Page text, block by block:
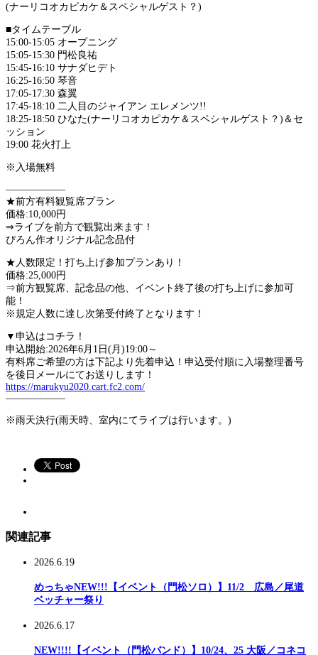
(ナーリコオカピカケ＆スペシャルゲスト？)
■タイムテーブル
15:00-15:05 オープニング
15:05-15:30 門松良祐
15:45-16:10 サナダヒデト
16:25-16:50 琴音
17:05-17:30 森翼
17:45-18:10 二人目のジャイアン エレメンツ!!
18:25-18:50 ひなた(ナーリコオカピカケ＆スペシャルゲスト？)＆セ
ッション
19:00 花火打上
※入場無料
——————
★前方有料観覧席プラン
価格:10,000円
⇒ライブを前方で観覧出来ます！
ぴろん作オリジナル記念品付
★人数限定！打ち上げ参加プランあり！
価格:25,000円
⇒前方観覧席、記念品の他、イベント終了後の打ち上げに参加可
能！
※規定人数に達し次第受付終了となります！
▼申込はコチラ！
申込開始:2026年6月1日(月)19:00～
有料席ご希望の方は下記より先着申込！申込受付順に入場整理番号
を後日メールにてお送りします！
https://marukyu2020.cart.fc2.com/
——————
※雨天決行(雨天時、室内にてライブは行います。)
関連記事
2026.6.19
めっちゃNEW!!!【イベント（門松ソロ）】11/2 広島／尾道
ベッチャー祭り
2026.6.17
NEW!!!!【イベント（門松バンド）】10/24、25 大阪／コネコ